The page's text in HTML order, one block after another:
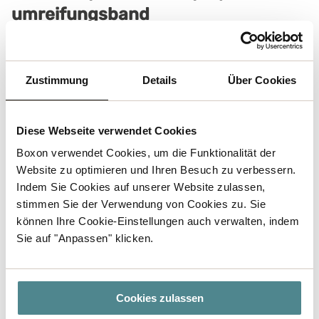
Zustimmung Details Über Cookies
Diese Webseite verwendet Cookies
Boxon verwendet Cookies, um die Funktionalität der
Website zu optimieren und Ihren Besuch zu verbessern.
Indem Sie Cookies auf unserer Website zulassen,
stimmen Sie der Verwendung von Cookies zu. Sie
können Ihre Cookie-Einstellungen auch verwalten, indem
Sie auf "Anpassen" klicken.
Cookies zulassen
umreifungsband
Abroller H91, WB-Band
Stabiler, tragbarer Abroller für WG-
Band mit Aufbewahrungsfach.
Umreifen mit WG-Band geeignet